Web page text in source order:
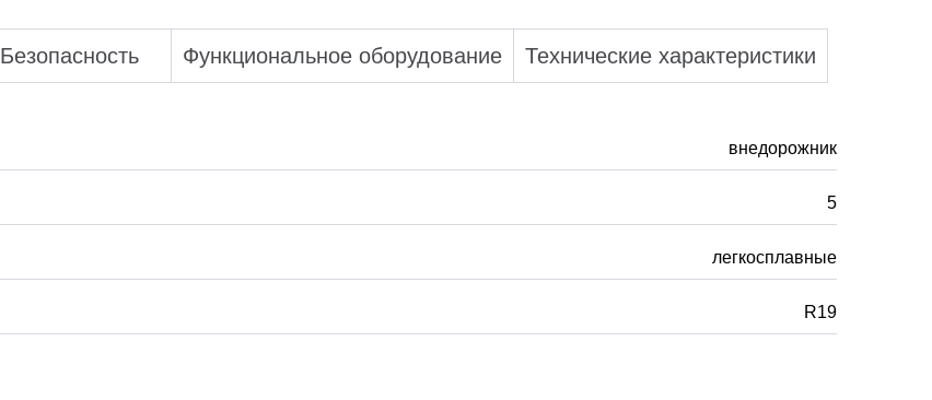
Безопасность Функциональное оборудование Технические характеристики
внедорожник
5
легкосплавные
R19